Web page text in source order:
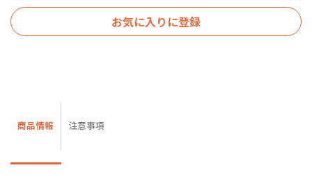
お気に入りに登録
商品情報 注意事項